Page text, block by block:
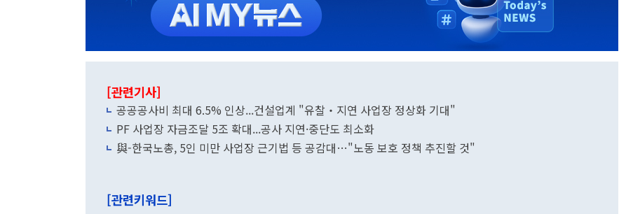
[관련기사]
공공공사비 최대 6.5% 인상...건설업계 "유찰‧지연 사업장 정상화 기대"
PF 사업장 자금조달 5조 확대...공사 지연·중단도 최소화
與-한국노총, 5인 미만 사업장 근기법 등 공감대…"노동 보호 정책 추진할 것"
[관련키워드]